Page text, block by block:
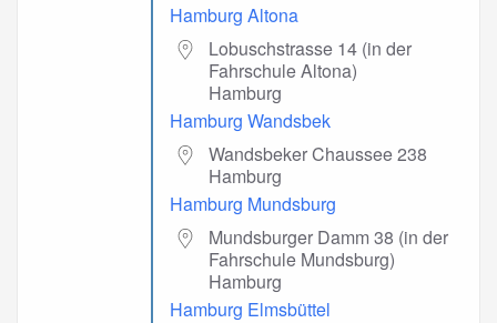
Hamburg Altona
Lobuschstrasse 14 (in der
Fahrschule Altona)
Hamburg
Hamburg Wandsbek
Wandsbeker Chaussee 238
Hamburg
Hamburg Mundsburg
Mundsburger Damm 38 (in der
Fahrschule Mundsburg)
Hamburg
Hamburg Elmsbüttel